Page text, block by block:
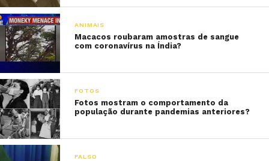
ANIMAIS
Macacos roubaram amostras de sangue
com coronavírus na Índia?
FOTOS
Fotos mostram o comportamento da
população durante pandemias anteriores?
FALSO